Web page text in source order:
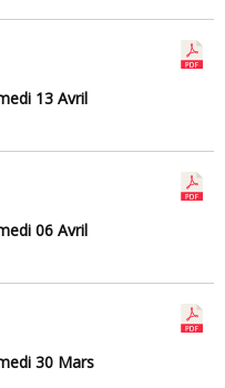
13 Avril
06 Avril
30 Mars